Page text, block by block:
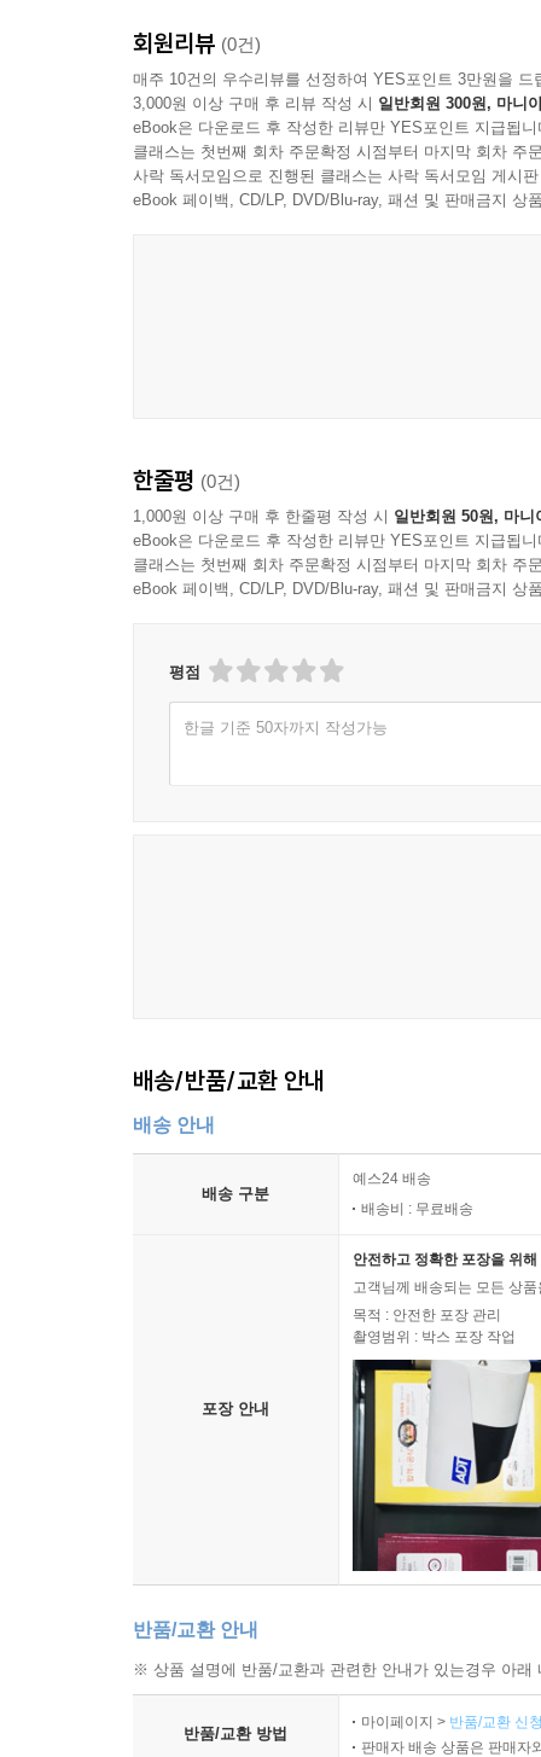
회원리뷰 (0건)
매주 10건의 우수리뷰를 선정하여 YES포인트 3만원을 드
3,000원 이상 구매 후 리뷰 작성 시 일반회원 300원, 마니
eBook은 다운로드 후 작성한 리뷰만 YES포인트 지급됩니
클래스는 첫번째 회차 주문확정 시점부터 마지막 회차 주
사락 독서모임으로 진행된 클래스는 사락 독서모임 게시
eBook 페이백, CD/LP, DVD/Blu-ray, 패션 및 판매금지 상
한줄평 (0건)
1,000원 이상 구매 후 한줄평 작성 시 일반회원 50원, 마니
eBook은 다운로드 후 작성한 리뷰만 YES포인트 지급됩니
클래스는 첫번째 회차 주문확정 시점부터 마지막 회차 주
eBook 페이백, CD/LP, DVD/Blu-ray, 패션 및 판매금지 상
평점
한글 기준 50자까지 작성가능
배송/반품/교환 안내
배송 안내
배송 구분
예스24 배송
배송비 : 무료배송
포장 안내
안전하고 정확한 포장을 위
고객님께 배송되는 모든 상
목적 : 안전한 포장 관리
촬영범위 : 박스 포장 작업
반품/교환 안내
※ 상품 설명에 반품/교환과 관련한 안내가 있는경우 아
반품/교환 방법
마이페이지 > 반품/교환 신
판매자 배송 상품은 판매자